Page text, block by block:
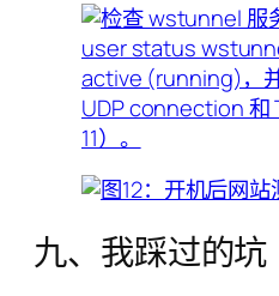
九、我踩过的坑